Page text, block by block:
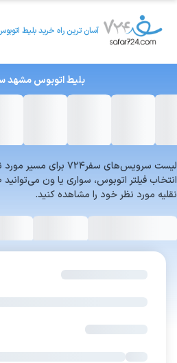
آسان ترین راه خرید بلیط
بلیط اتوبوس مشهد
لیست سرویس‌های سفر۷۲۴
انتخاب فیلتر اتوبوس، سواری یا ون
نقلیه مورد نظر خود را مشاهده کنید.